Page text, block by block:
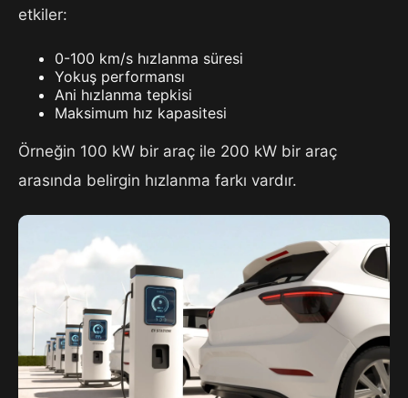
etkiler:
0-100 km/s hızlanma süresi
Yokuş performansı
Ani hızlanma tepkisi
Maksimum hız kapasitesi
Örneğin 100 kW bir araç ile 200 kW bir araç
arasında belirgin hızlanma farkı vardır.